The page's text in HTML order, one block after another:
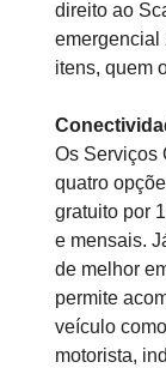
direito ao
emergencial
itens, quem
Os Serviços
quatro
gratuito por
e mensais.
de melhor
permite
veículo
motorista,